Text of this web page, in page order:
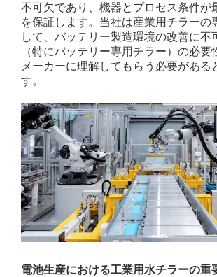
不可欠であり、機器とプロセス条件が
を保証します。当社は産業用チラーの
して、バッテリー製造環境の改善に不
（特にバッテリー専用チラー）の必要
メーカーに理解してもらう必要がある
す。
電池生産における工業用水チラーの重